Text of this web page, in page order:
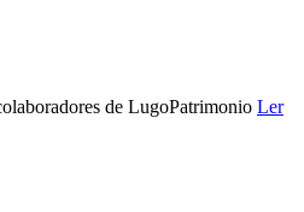
de LugoPatrimonio Ler